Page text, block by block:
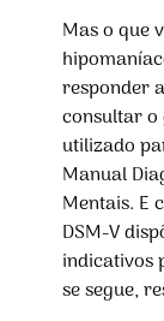
Mas o que
responder
consultar
utilizado
Manual
Mentais. E
DSM-V
indicativos
se segue,